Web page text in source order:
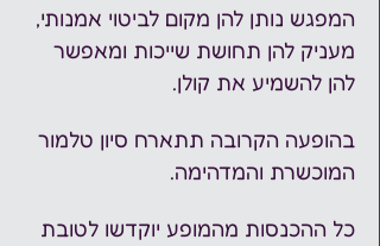
המפגש נותן להן מקום לביטוי אמנותי,
מעניק להן תחושת שייכות ומאפשר
להן להשמיע את קולן.
בהופעה הקרובה תתארח סיון טלמור
המוכשרת והמדהימה.
כל ההכנסות מהמופע יוקדשו לטובת